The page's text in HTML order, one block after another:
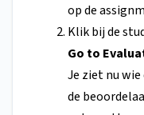
op de
Klik bij de
Go to
Je ziet nu
de